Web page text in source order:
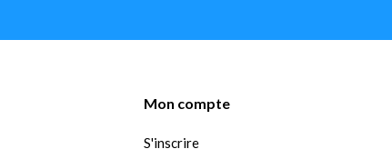
Mon compte
S'inscrire